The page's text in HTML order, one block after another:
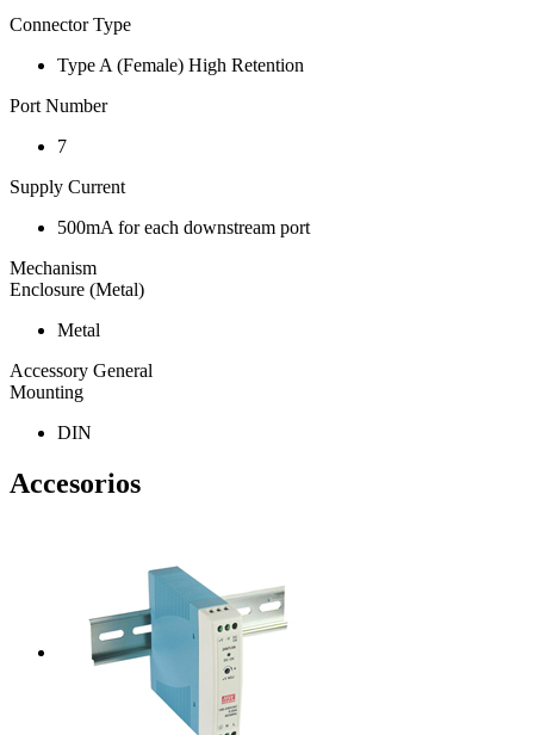
Connector Type
Type A (Female) High Retention
Port Number
7
Supply Current
500mA for each downstream port
Mechanism
Enclosure (Metal)
Metal
Accessory General
Mounting
DIN
Accesorios